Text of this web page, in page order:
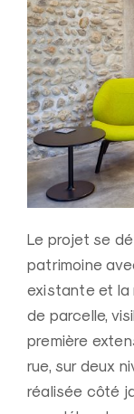
Le projet se
patrimoine
existante et la
de parcelle,
première
rue, sur deux
réalisée côté